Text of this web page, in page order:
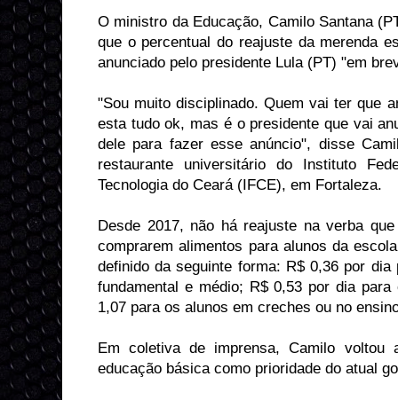
O ministro da Educação, Camilo Santana
que o percentual do reajuste da merenda
anunciado pelo presidente Lula (PT) "em
"Sou muito disciplinado. Quem vai ter que
esta tudo ok, mas é o presidente que vai
dele para fazer esse anúncio", disse
restaurante universitário do Instituto
Tecnologia do Ceará (IFCE), em Fortaleza.
Desde 2017, não há reajuste na verba
comprarem alimentos para alunos da
definido da seguinte forma: R$ 0,36 por
fundamental e médio; R$ 0,53 por dia
1,07 para os alunos em creches ou no
Em coletiva de imprensa, Camilo voltou
educação básica como prioridade do atual